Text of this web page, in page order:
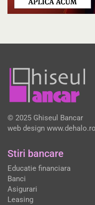
© 2025 Ghiseul Bancar
web design www.dehalo.ro
Stiri bancare
Educatie financiara
Banci
Asigurari
Leasing